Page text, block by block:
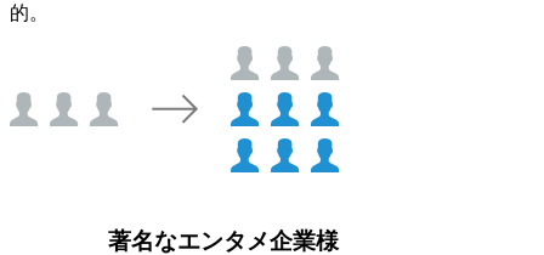
的。
著名なエンタメ企業様